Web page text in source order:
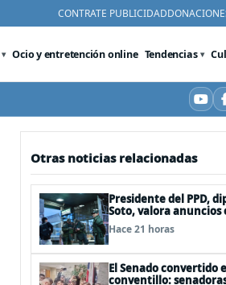
CONTRATE PUBLICIDAD
Ocio y entretención online Tendencias
Otras noticias relacionadas
Presidente del PPD,
Soto, valora anuncios
seguridad pero
clave: alzamiento del
Hace 21 horas
El Senado convertido
conventillo: